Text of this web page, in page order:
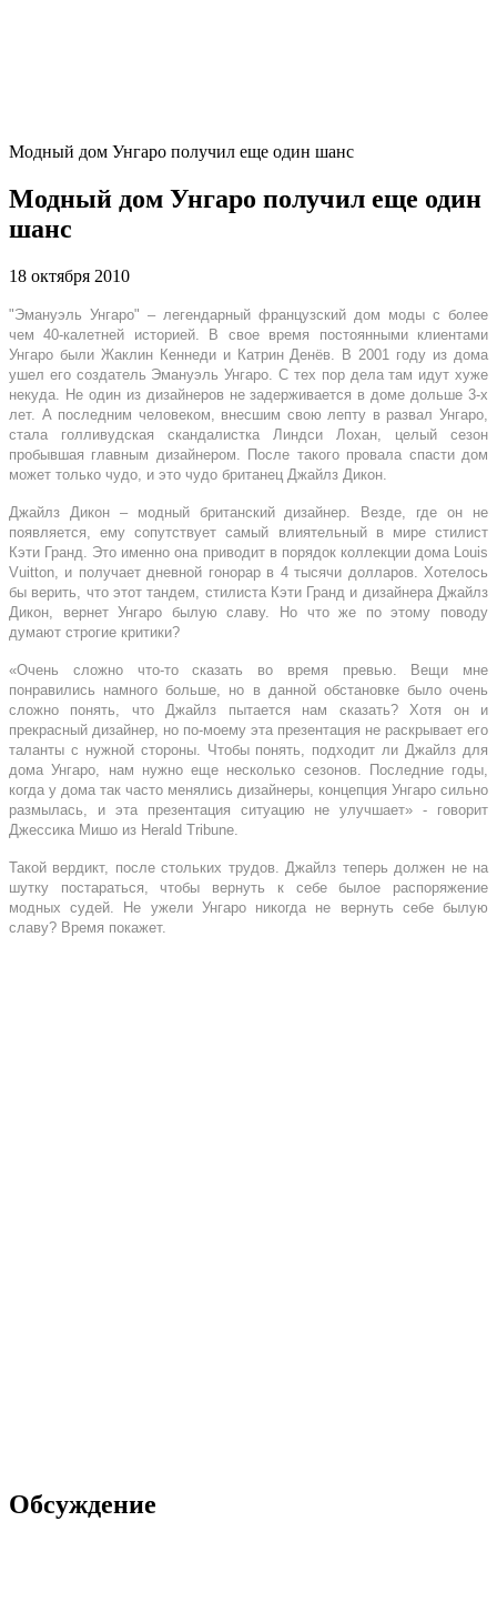
Модный дом Унгаро получил еще один шанс
Модный дом Унгаро получил еще один
шанс
18 октября 2010
"Эмануэль Унгаро" – легендарный французский дом моды с более
чем 40-калетней историей. В свое время постоянными клиентами
Унгаро были Жаклин Кеннеди и Катрин Денёв. В 2001 году из дома
ушел его создатель Эмануэль Унгаро. С тех пор дела там идут хуже
некуда. Не один из дизайнеров не задерживается в доме дольше 3-х
лет. А последним человеком, внесшим свою лепту в развал Унгаро,
стала голливудская скандалистка Линдси Лохан, целый сезон
пробывшая главным дизайнером. После такого провала спасти дом
может только чудо, и это чудо британец Джайлз Дикон.
Джайлз Дикон – модный британский дизайнер. Везде, где он не
появляется, ему сопутствует самый влиятельный в мире стилист
Кэти Гранд. Это именно она приводит в порядок коллекции дома Louis
Vuitton, и получает дневной гонорар в 4 тысячи долларов. Хотелось
бы верить, что этот тандем, стилиста Кэти Гранд и дизайнера Джайлз
Дикон, вернет Унгаро былую славу. Но что же по этому поводу
думают строгие критики?
«Очень сложно что-то сказать во время превью. Вещи мне
понравились намного больше, но в данной обстановке было очень
сложно понять, что Джайлз пытается нам сказать? Хотя он и
прекрасный дизайнер, но по-моему эта презентация не раскрывает его
таланты с нужной стороны. Чтобы понять, подходит ли Джайлз для
дома Унгаро, нам нужно еще несколько сезонов. Последние годы,
когда у дома так часто менялись дизайнеры, концепция Унгаро сильно
размылась, и эта презентация ситуацию не улучшает» - говорит
Джессика Мишо из Herald Tribune.
Такой вердикт, после стольких трудов. Джайлз теперь должен не на
шутку постараться, чтобы вернуть к себе былое распоряжение
модных судей. Не ужели Унгаро никогда не вернуть себе былую
славу? Время покажет.
Обсуждение